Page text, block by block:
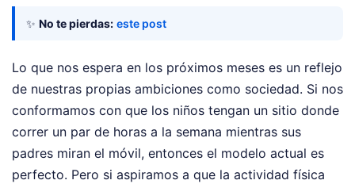
✨ No te pierdas: este post
Lo que nos espera en los próximos meses es un reflejo
de nuestras propias ambiciones como sociedad. Si nos
conformamos con que los niños tengan un sitio donde
correr un par de horas a la semana mientras sus
padres miran el móvil, entonces el modelo actual es
perfecto. Pero si aspiramos a que la actividad física